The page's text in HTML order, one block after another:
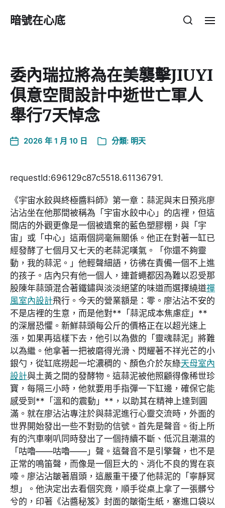
暗號在心底
委內瑞拉將為在美襲擊JIUYI
俱意空間設計中逝世亡軍人
舉行7天悼念
2026 年 1 月 10 日 分類: 明天
requestId:696129c87c5518.61136791.
《宇宙水餃與終極醬料師》第一章：蒜泥與末日預兆廖
沾沾坐在他那間被稱為「宇宙水餃中心」的店裡，但這
間店的外觀更像是一個被遺棄的藍色塑膠棚，與「宇
宙」或「中心」這兩個詞毫無關係。他正在對著一缸已
經發酵了七個月又七天的老蒜泥嘆氣。「你還不夠靈
動，我的蒜泥。」他輕聲細語，彷彿在責備一個不上進
的孩子。店內只有他一個人，連蒼蠅都因為難以忍受那
股陳年蒜頭混合著鐵鏽與淡淡絕望的味道而選擇繞道禪
風室內設計飛行。今天的營業額是：零。廖沾沾不安的
不是店裡的生意，而是他對**「蒜泥成本焦慮症」**
的深層恐懼。新鮮蒜頭每公斤的價格正在以超光速上
漲，如果再這樣下去，他引以為傲的「靈魂蒜泥」將難
以為繼。他拿著一把被磨得光滑、閃耀著不祥光芒的小
銀勺，從缸底撈起一坨濃稠的、顏色介於灰綠天母室內
設計與土黃之間的發酵物。這蒜泥被他照顧得像稀世珍
寶，每隔三小時，他就要用手指彈一下缸邊，確保它能
感受到**「溫和的震動」**，以助其在精神上達到圓
滿。就在廖沾沾專注於與蒜泥進行心靈交流時，外面的
世界開始發出一些不對勁的信號。首先是聲音。街上所
有的汽車喇叭同時發出了一個持續不斷、低沉且潮濕的
「咕嚕——咕嚕——」聲。這聲音不是引擎聲，也不是
正常的鳴笛聲，而像是一個巨大的、消化不良的胃在哀
嚎。廖沾沾皺著眉頭，這嚴重干擾了他蒜泥的「寧靜冥
想」。他決定出去看個究竟，順手從桌上拿了一張髒兮
兮的，印著《沾醬秘笈》封面的皺衛生紙，塞進口袋以